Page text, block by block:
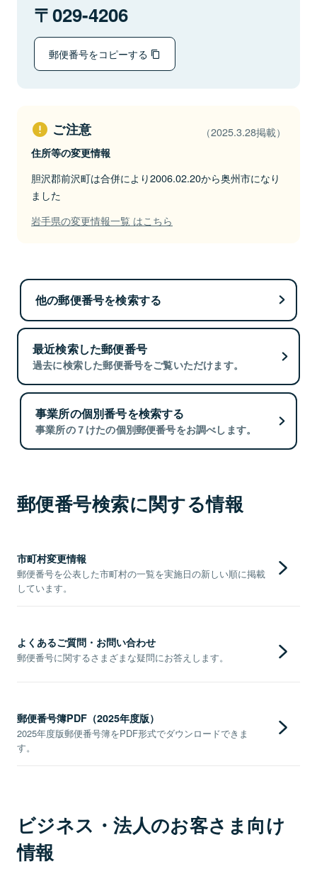
029-4206
郵便番号をコピーする
ご注意 （2025.3.28掲載）
住所等の変更情報
胆沢郡前沢町は合併により2006.02.20から奥州市になり
ました
岩手県の変更情報一覧 はこちら
他の郵便番号を検索する
最近検索した郵便番号
過去に検索した郵便番号をご覧いただけます。
事業所の個別番号を検索する
事業所の７けたの個別郵便番号をお調べします。
郵便番号検索に関する情報
市町村変更情報
郵便番号を公表した市町村の一覧を実施日の新しい順に掲載
しています。
よくあるご質問・お問い合わせ
郵便番号に関するさまざまな疑問にお答えします。
郵便番号簿PDF（2025年度版）
2025年度版郵便番号簿をPDF形式でダウンロードできま
す。
ビジネス・法人のお客さま向け
情報